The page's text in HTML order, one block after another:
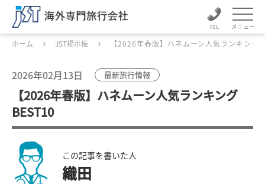
メニュー
ホーム JST掲示板 【2026年春版】ハネムーン人気ランキング
2026年02月13日 最新旅行情報
【2026年春版】ハネムーン人気ランキング
BEST10
この記事を書いた人
織田